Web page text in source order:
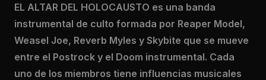
EL ALTAR DEL HOLOCAUSTO es una banda
instrumental de culto formada por Reaper Model,
Weasel Joe, Reverb Myles y Skybite que se mueve
entre el Postrock y el Doom instrumental. Cada
uno de los miembros tiene influencias musicales